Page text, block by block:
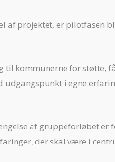
af projektet, er pilotfasen
til kommunerne for
i egne
af gruppeforløbet
der skal være i